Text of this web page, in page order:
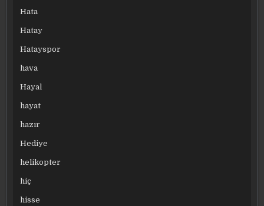
Hata
Hatay
Hatayspor
hava
Hayal
hayat
hazır
Hediye
helikopter
hiç
hisse